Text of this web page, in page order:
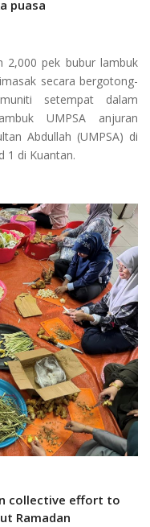
puasa
2,000 pek bubur lambuk
secara bergotong-
setempat dalam
UMPSA anjuran
Abdullah (UMPSA) di
1 di Kuantan.
collective effort to
Ramadan